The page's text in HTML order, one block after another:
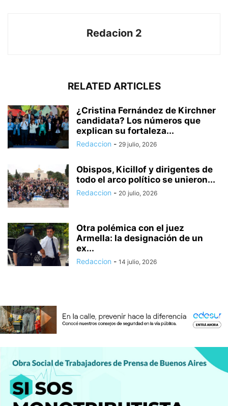
Redacion 2
RELATED ARTICLES
¿Cristina Fernández de Kirchner
candidata? Los números que
explican su fortaleza...
Redaccion - 29 julio, 2026
Obispos, Kicillof y dirigentes de
todo el arco político se unieron...
Redaccion - 20 julio, 2026
Otra polémica con el juez
Armella: la designación de un
ex...
Redaccion - 14 julio, 2026